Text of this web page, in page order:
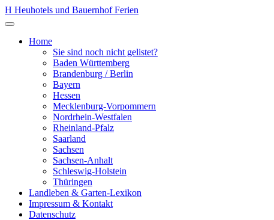
Zum
Inhalt
H Heuhotels und Bauernhof Ferien
Menü
öffnenHome
Sie sind noch nicht gelistet?
Baden Württemberg
Brandenburg / Berlin
Bayern
Hessen
Mecklenburg-Vorpommern
Nordrhein-Westfalen
Rheinland-Pfalz
Saarland
Sachsen
Sachsen-Anhalt
Schleswig-Holstein
Thüringen
Landleben & Garten-Lexikon
Impressum & Kontakt
Datenschutz